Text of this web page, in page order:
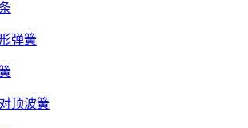
弹簧
顶波簧